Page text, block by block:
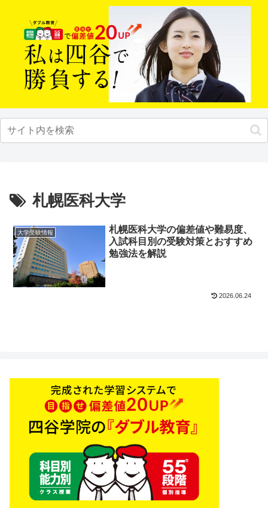
札幌医科大学
大学受験情報
札幌医科大学の偏差値や難易度、
入試科目別の受験対策とおすすめ
勉強法を解説
2026.06.24